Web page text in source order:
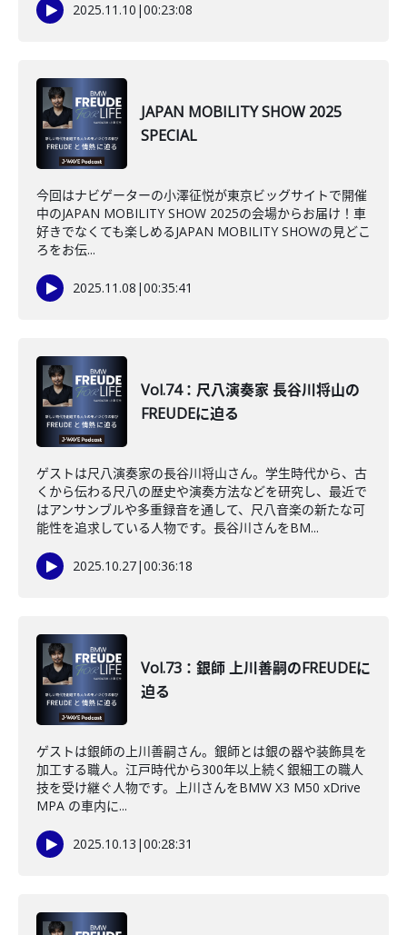
2025.11.10 |00:23:08
JAPAN MOBILITY SHOW 2025
SPECIAL
今回はナビゲーターの小澤征悦が東京ビッグサイトで開催
中のJAPAN MOBILITY SHOW 2025の会場からお届け！車
好きでなくても楽しめるJAPAN MOBILITY SHOWの見どこ
ろをお伝...
2025.11.08 |00:35:41
Vol.74：尺八演奏家 長谷川将山の
FREUDEに迫る
ゲストは尺八演奏家の長谷川将山さん。学生時代から、古
くから伝わる尺八の歴史や演奏方法などを研究し、最近で
はアンサンブルや多重録音を通して、尺八音楽の新たな可
能性を追求している人物です。長谷川さんをBM...
2025.10.27|00:36:18
Vol.73：銀師 上川善嗣のFREUDEに
迫る
ゲストは銀師の上川善嗣さん。銀師とは銀の器や装飾具を
加工する職人。江戸時代から300年以上続く銀細工の職人
技を受け継ぐ人物です。上川さんをBMW X3 M50 xDrive
MPA の車内に...
2025.10.13 |00:28:31